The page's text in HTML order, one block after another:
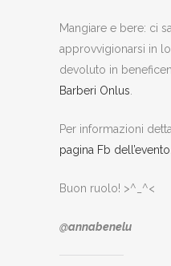
Mangiare e bere: ci
approvvigionarsi in
devoluto in
Barberi Onlus
Per informazioni
pagina Fb dell’evento
Buon ruolo! >^_^<
@annabenelu